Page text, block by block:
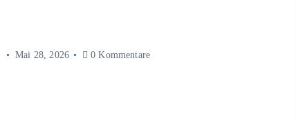
Mai 28, 2026 0 Kommentare